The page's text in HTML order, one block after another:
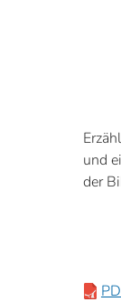
und
der